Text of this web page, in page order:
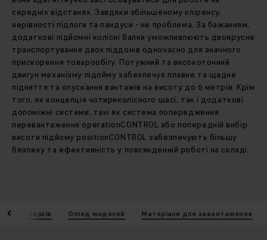
середніх відстанях. Завдяки збільшеному кліренсу,
нерівності підлоги та пандуси - не проблема. За бажанням,
додаткові підйомні колісні балки уможливлюють двоярусне
транспортування двох піддонів одночасно для значного
прискорення товарообігу. Потужний та високоточний
двигун механізму підойму забезпечує плавне та щадне
підняття та опускання вантажів на висоту до 6 метрів. Крім
того, як концепція чотириколісного шасі, так і додаткові
допоміжні системи, такі як система попередження
перевантаження operationCONTROL або попередній вибір
висоти підйому positionCONTROL забезпечують більшу
безпеку та ефективність у повсякденній роботі на складі.
Медіаархів Огляд моделей Матеріали для завантаження